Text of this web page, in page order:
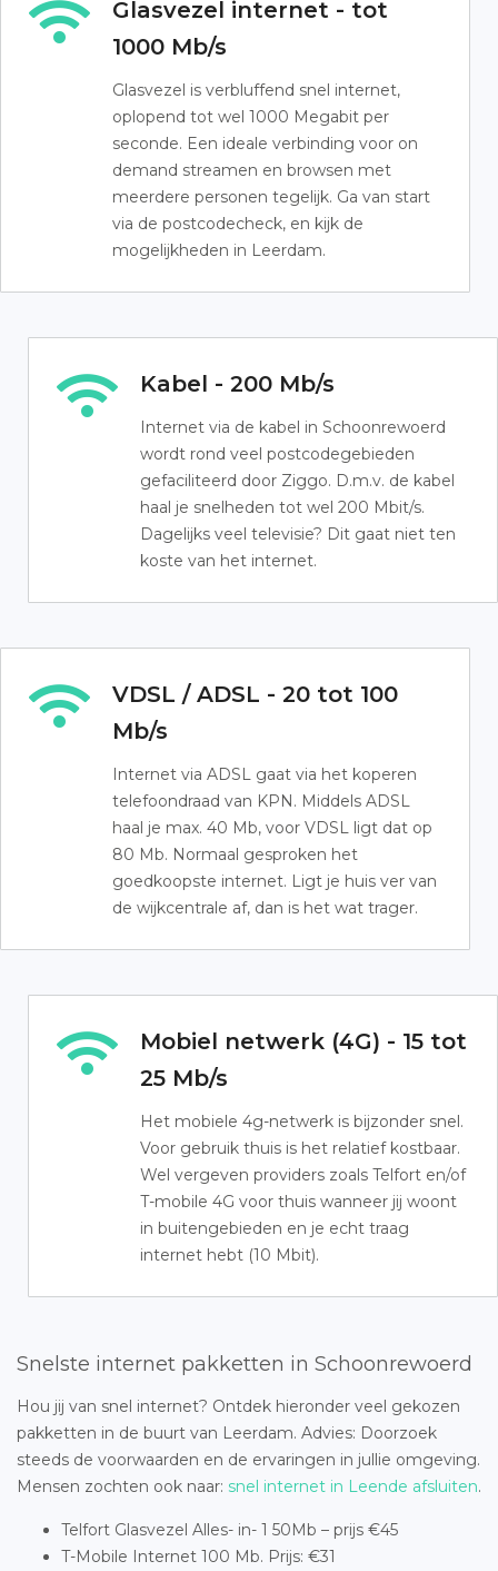
Glasvezel internet - tot
1000 Mb/s
Glasvezel is verbluffend snel internet,
oplopend tot wel 1000 Megabit per
seconde. Een ideale verbinding voor on
demand streamen en browsen met
meerdere personen tegelijk. Ga van start
via de postcodecheck, en kijk de
mogelijkheden in Leerdam.
Kabel - 200 Mb/s
Internet via de kabel in Schoonrewoerd
wordt rond veel postcodegebieden
gefaciliteerd door Ziggo. D.m.v. de kabel
haal je snelheden tot wel 200 Mbit/s.
Dagelijks veel televisie? Dit gaat niet ten
koste van het internet.
VDSL / ADSL - 20 tot 100
Mb/s
Internet via ADSL gaat via het koperen
telefoondraad van KPN. Middels ADSL
haal je max. 40 Mb, voor VDSL ligt dat op
80 Mb. Normaal gesproken het
goedkoopste internet. Ligt je huis ver van
de wijkcentrale af, dan is het wat trager.
Mobiel netwerk (4G) - 15 tot
25 Mb/s
Het mobiele 4g-netwerk is bijzonder snel.
Voor gebruik thuis is het relatief kostbaar.
Wel vergeven providers zoals Telfort en/of
T-mobile 4G voor thuis wanneer jij woont
in buitengebieden en je echt traag
internet hebt (10 Mbit).
Snelste internet pakketten in Schoonrewoerd
Hou jij van snel internet? Ontdek hieronder veel gekozen
pakketten in de buurt van Leerdam. Advies: Doorzoek
steeds de voorwaarden en de ervaringen in jullie omgeving.
Mensen zochten ook naar: snel internet in Leende afsluiten.
Telfort Glasvezel Alles- in- 1 50Mb – prijs €45
T-Mobile Internet 100 Mb. Prijs: €31